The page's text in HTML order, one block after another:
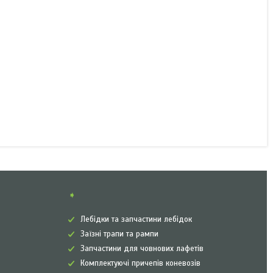
➧
Лебідки та запчастини лебідок
Заїзні трапи та рампи
Запчастини для човнових лафетів
Комплектуючі причепів коневозів